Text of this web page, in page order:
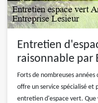
Entretien
raisonnable par
Forts de nombreuses
offre un service spécialisé
entretien d'espace vert. Que